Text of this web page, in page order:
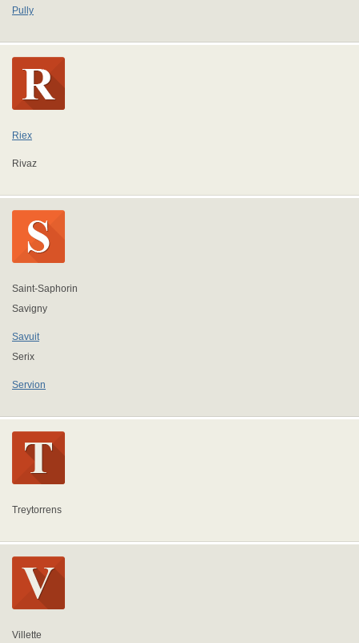
Pully
Riex
Rivaz
Saint-Saphorin
Savigny
Savuit
Serix
Servion
Treytorrens
Villette